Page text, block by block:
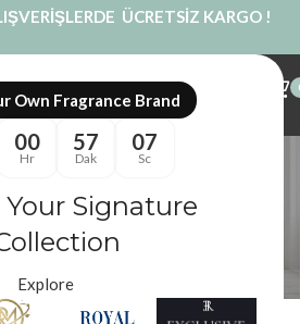
Own Fragrance Brand
00
Hr
57
Dak
06
Sc
Your Signature
Explore
ÜCRETSİZ KARGO !
Siyah Obje
Siyah Obje” olarak etiketlendi